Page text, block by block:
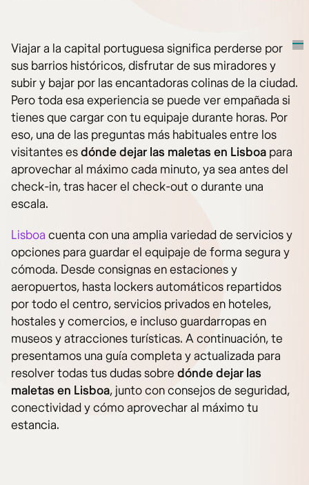
Viajar a la capital portuguesa significa perderse por
sus barrios históricos, disfrutar de sus miradores y
subir y bajar por las encantadoras colinas de la ciudad.
Pero toda esa experiencia se puede ver empañada si
tienes que cargar con tu equipaje durante horas. Por
eso, una de las preguntas más habituales entre los
visitantes esdónde dejar las maletas en Lisboa para
aprovechar al máximo cada minuto, ya sea antes del
check-in, tras hacer el check-out o durante una
escala.
Lisboa cuenta con una amplia variedad de servicios y
opciones para guardar el equipaje de forma segura y
cómoda. Desde consignas en estaciones y
aeropuertos, hasta lockers automáticos repartidos
por todo el centro, servicios privados en hoteles,
hostales y comercios, e incluso guardarropas en
museos y atracciones turísticas. A continuación, te
presentamos una guía completa y actualizada para
resolver todas tus dudas sobre dónde dejar las
maletas en Lisboa, junto con consejos de seguridad,
conectividad y cómo aprovechar al máximo tu
estancia.